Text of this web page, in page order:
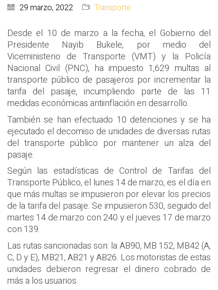
29 marzo, 2022 Transporte
Desde el 10 de marzo a la fecha, el Gobierno del
Presidente Nayib Bukele, por medio del
Viceministerio de Transporte (VMT) y la Policía
Nacional Civil (PNC), ha impuesto 1,629 multas al
transporte público de pasajeros por incrementar la
tarifa del pasaje, incumpliendo parte de las 11
medidas económicas antiinflación en desarrollo.
También se han efectuado 10 detenciones y se ha
ejecutado el decomiso de unidades de diversas rutas
del transporte público por mantener un alza del
pasaje.
Según las estadísticas de Control de Tarifas del
Transporte Público, el lunes 14 de marzo, es el día en
que más multas se impusieron por elevar los precios
de la tarifa del pasaje. Se impusieron 530, seguido del
martes 14 de marzo con 240 y el jueves 17 de marzo
con 139.
Las rutas sancionadas son: la AB90, MB 152, MB42 (A,
C, D y E), MB21, AB21 y AB26. Los motoristas de estas
unidades debieron regresar el dinero cobrado de
más a los usuarios.